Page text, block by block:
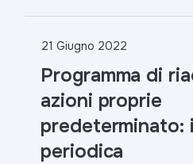
21 Giugno 2022
Programma di
azioni proprie
predeterminato:
periodica